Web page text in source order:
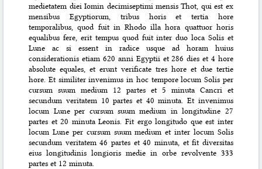
medietatem diei Iomin decimiseptimi mensis Thot, qui est ex
mensibus Egyptiorum, tribus horis et tertia hore
temporalibus, quod fuit in Rhodo illa hora quattuor horis
equalibus fere, erit tempus quod fuit inter duo loca Solis et
Lune ac si essent in radice usque ad horam huius
considerationis etiam 620 anni Egyptii et 286 dies et 4 hore
absolute equales, et erunt verificate tres hore et due tertie
hore. Et similiter invenimus in hoc tempore locum Solis per
cursum suum medium 12 partes et 5 minuta Cancri et
secundum veritatem 10 partes et 40 minuta. Et invenimus
locum Lune per cursum suum medium in longitudine 27
partes et 20 minuta Leonis. Fit ergo longitudo que est inter
locum Lune per cursum suum medium et inter locum Solis
secundum veritatem 46 partes et 40 minuta, et fit diversitas
eius longitudinis longioris medie in orbe revolvente 333
partes et 12 minuta.